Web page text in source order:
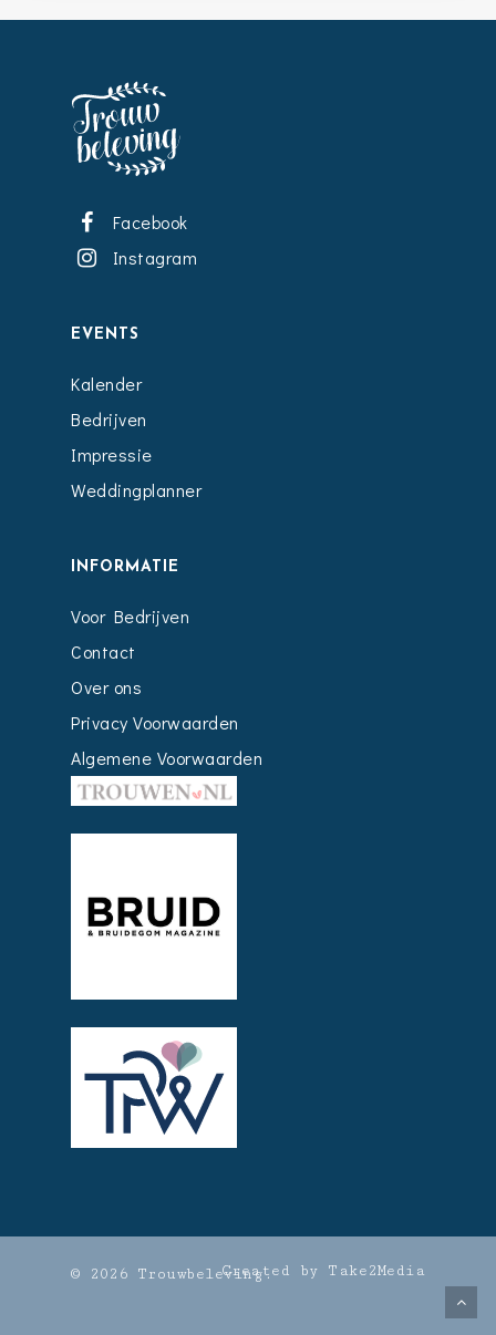
Facebook
Instagram
EVENTS
Kalender
Bedrijven
Impressie
Weddingplanner
INFORMATIE
Voor Bedrijven
Contact
Over ons
Privacy Voorwaarden
Algemene Voorwaarden
© 2026 Trouwbeleving.Created by Take2Media